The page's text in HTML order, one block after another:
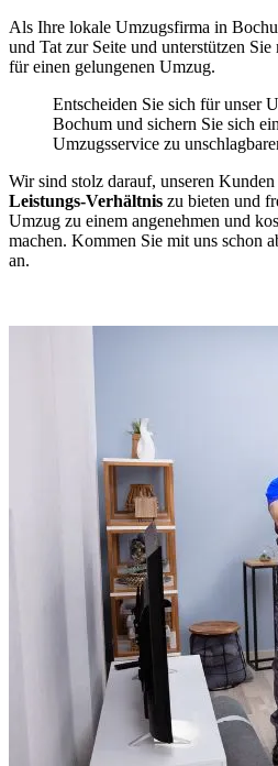
Als Ihre lokale Umzugsfirma in
und Tat zur Seite und unterstützen
für einen gelungenen Umzug.
Entscheiden Sie sich für unser
Bochum und sichern Sie sich
Umzugsservice zu
Wir sind stolz darauf, unseren
Leistungs-Verhältnis zu bieten und
Umzug zu einem angenehmen und
machen. Kommen Sie mit uns schon
an.